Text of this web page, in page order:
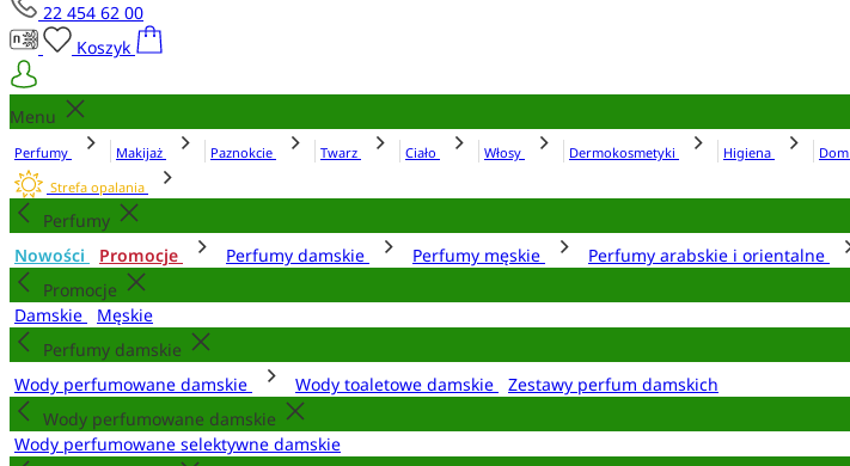
22 454 62 00
Koszyk
Menu
Perfumy Makijaż Paznokcie Twarz Ciało Włosy Dermokosmetyki Higiena Dom
Strefa opalania
Perfumy
Nowości
Promocje Perfumy damskie Perfumy męskie Perfumy arabskie i orientalne
Promocje
Damskie
Męskie
Perfumy damskie
Wody perfumowane damskie
Wody toaletowe damskie
Zestawy perfum damskich
Wody perfumowane damskie
Wody perfumowane selektywne damskie